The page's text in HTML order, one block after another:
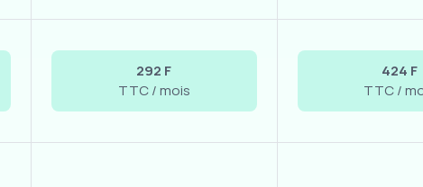
292 F
TTC / mois
424 F
TTC /